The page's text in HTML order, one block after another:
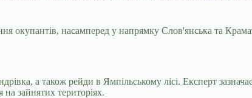
окупантів, насамперед у напрямку Слов'янська та
а також рейди в Ямпільському лісі. Експерт
зайнятих територіях.